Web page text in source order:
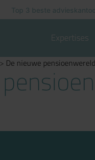
Top 3 beste
Expertises
> De nieuwe